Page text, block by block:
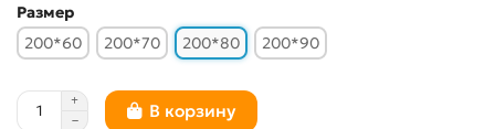
Размер
200*60
200*70 200*80 200*90
В корзину